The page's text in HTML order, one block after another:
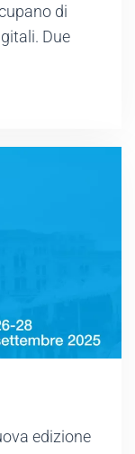
di
Due
edizione